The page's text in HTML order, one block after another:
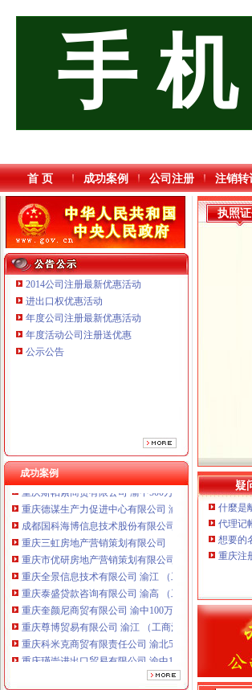
手
首 页 成功案例 公司注册 注销转
2014公司注册最新优惠活动
进出口权优惠活动
年度公司注册最新优惠活动
年度活动公司注册送优惠
公示公告
成功案例
重庆三虹房地产营销策划有限公司
重庆市优研房地产营销策划有限公司
重庆科米克商贸有限责任公司 渝北50万 （工商注册）
重庆瑾崇进出口贸易有限公司 渝中100万 （进出口权）
重庆斯帕索商贸有限公司 渝中500万 （进出口权）
重庆德谋生产力促进中心有限公司 渝大10万 （工商注
成都国科海博信息技术股份有限公司重庆分公司 渝江
重庆三虹房地产营销策划有限公司
重庆市优研房地产营销策划有限公司
重庆全景信息技术有限公司 渝江 （工商注册）
重庆泰盛贷款咨询有限公司 渝高 （工商注册）
重庆奎颜尼商贸有限公司 渝中100万 （工商注册）
重庆尊博贸易有限公司 渝江 （工商注册）
重庆科米克商贸有限责任公司 渝北50万 （工商注册）
重庆瑾崇进出口贸易有限公司 渝中100万 （进出口权）
重庆斯帕索商贸有限公司 渝中500万 （进出口权）
重庆德谋生产力促进中心有限公司 渝大10万 （工商注
执照
疑
什麼是
代理记
想要的
重庆注